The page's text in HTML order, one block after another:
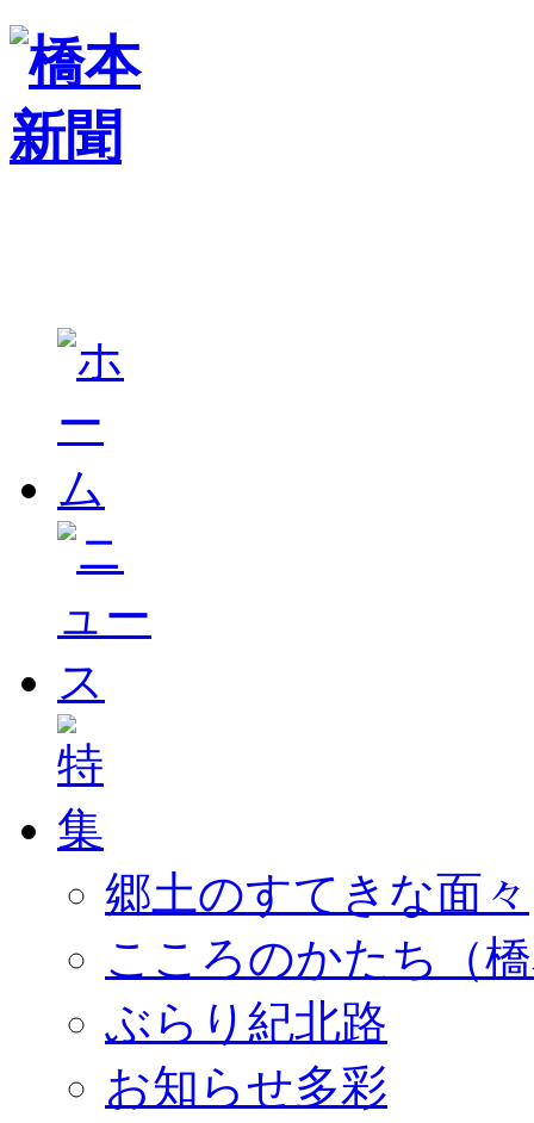
郷土のすてきな面々
こころのかたち（
ぶらり紀北路
お知らせ多彩